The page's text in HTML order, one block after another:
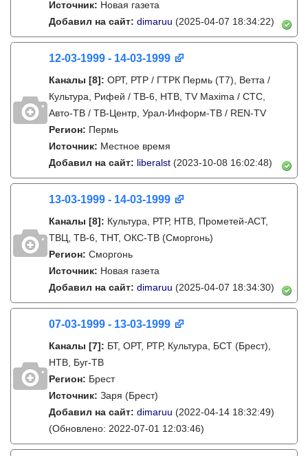
Источник: Новая газета
Добавил на сайт: dimaruu (2025-04-07 18:34:22)
12-03-1999 - 14-03-1999
Каналы [8]: ОРТ, РТР / ГТРК Пермь (Т7), Ветта /
Культура, Рифей / ТВ-6, НТВ, TV Maxima / СТС,
Авто-ТВ / ТВ-Центр, Урал-Информ-ТВ / REN-TV
Регион: Пермь
Источник: Местное время
Добавил на сайт: liberalst (2023-10-08 16:02:48)
13-03-1999 - 14-03-1999
Каналы [8]: Культура, РТР, НТВ, Прометей-АСТ,
ТВЦ, ТВ-6, ТНТ, ОКС-ТВ (Сморгонь)
Регион: Сморгонь
Источник: Новая газета
Добавил на сайт: dimaruu (2025-04-07 18:34:30)
07-03-1999 - 13-03-1999
Каналы [7]: БТ, ОРТ, РТР, Культура, БСТ (Брест),
НТВ, Буг-ТВ
Регион: Брест
Источник: Заря (Брест)
Добавил на сайт: dimaruu (2022-04-14 18:32:49)
(Обновлено: 2022-07-01 12:03:46)